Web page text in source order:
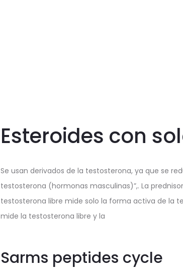
Esteroides con
Se usan derivados de la testosterona, ya que se
testosterona (hormonas masculinas)”,. La
testosterona libre mide solo la forma activa de la
mide la testosterona libre y la
Sarms peptides cycle